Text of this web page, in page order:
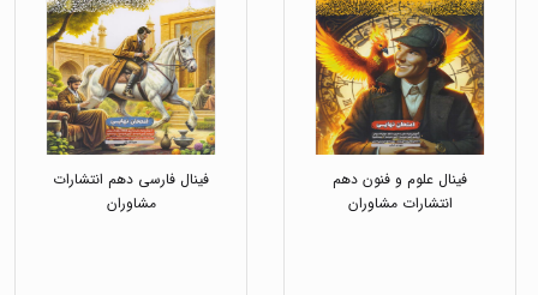
فینال علوم و فنون دهم
انتشارات مشاوران
فینال فارسی دهم انتشارات
مشاوران